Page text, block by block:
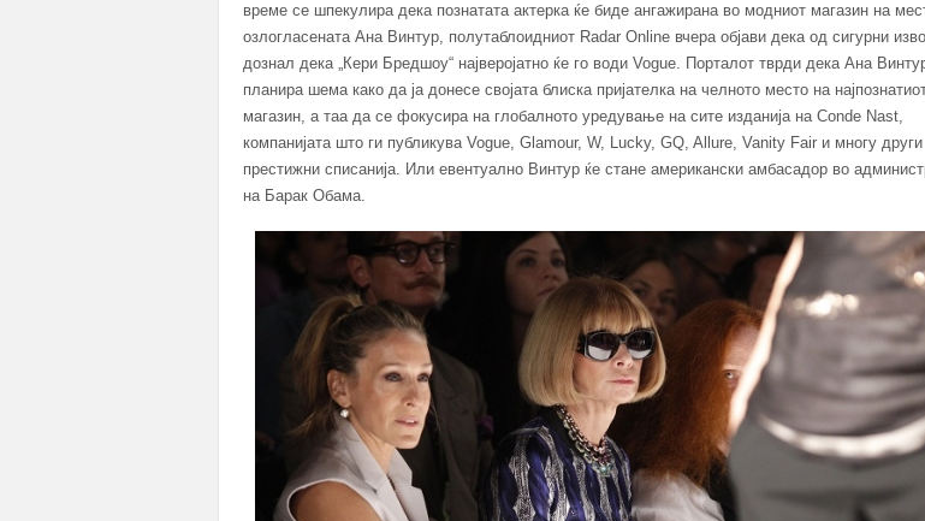
време се шпекулира дека познатата актерка ќе биде ангажирана во модниот магазин на
озлогласената Ана Винтур, полутаблоидниот Radar Online вчера објави дека од сигурни
дознал дека „Кери Бредшоу“ најверојатно ќе го води Vogue. Порталот тврди дека Ана
планира шема како да ја донесе својата блиска пријателка на челното место на
магазин, а таа да се фокусира на глобалното уредување на сите изданија на Conde Nast,
компанијата што ги публикува Vogue, Glamour, W, Lucky, GQ, Allure, Vanity Fair и многу други
престижни списанија. Или евентуално Винтур ќе стане американски амбасадор во
на Барак Обама.